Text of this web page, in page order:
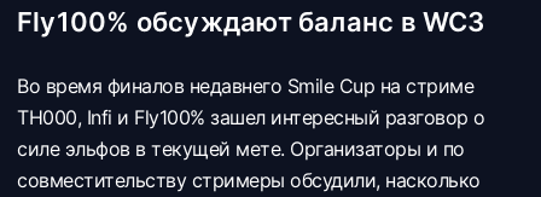
Fly100% обсуждают баланс в WC3
Во время финалов недавнего Smile Cup на стриме
TH000, Infi и Fly100% зашел интересный разговор о
силе эльфов в текущей мете. Организаторы и по
совместительству стримеры обсудили, насколько